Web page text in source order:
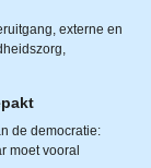
externe en
de democratie:
moet vooral